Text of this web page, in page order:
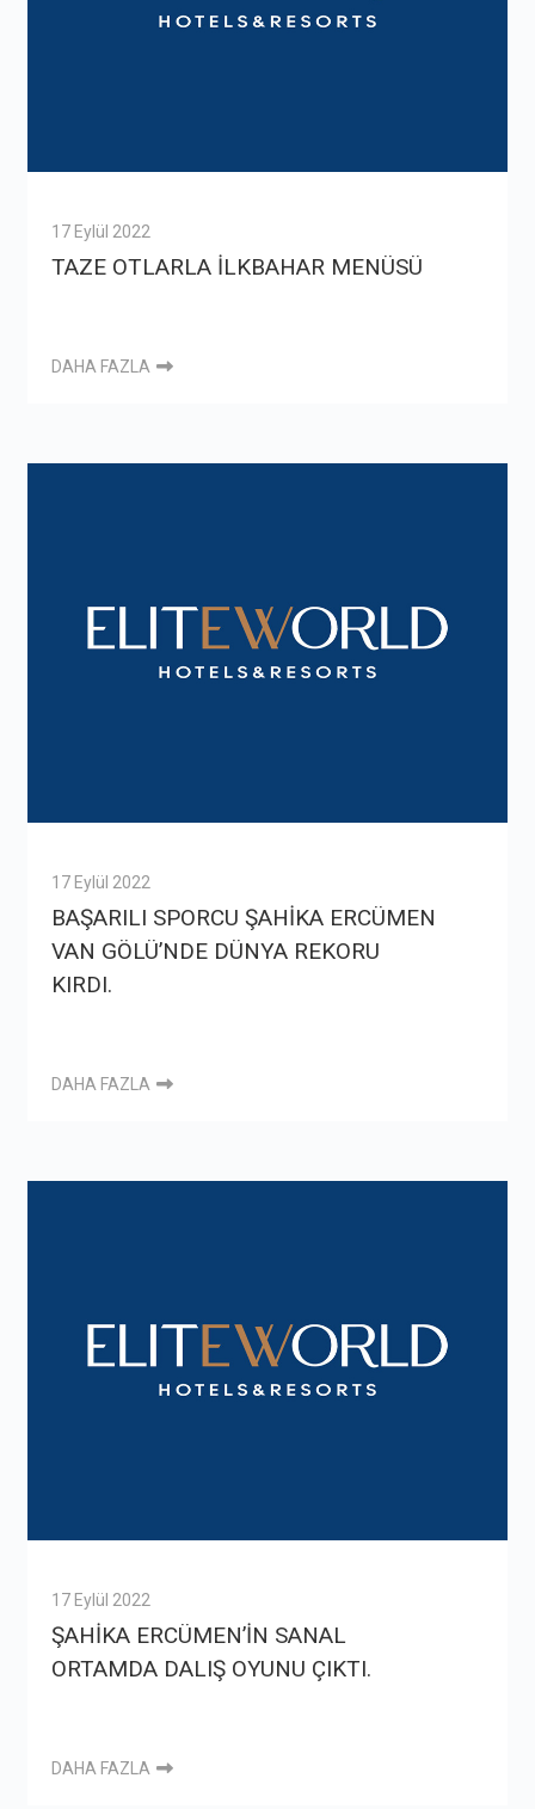
17 Eylül 2022
TAZE OTLARLA İLKBAHAR MENÜSÜ
DAHA FAZLA
17 Eylül 2022
BAŞARILI SPORCU ŞAHİKA ERCÜMEN
VAN GÖLÜ’NDE DÜNYA REKORU
KIRDI.
DAHA FAZLA
17 Eylül 2022
ŞAHİKA ERCÜMEN’İN SANAL
ORTAMDA DALIŞ OYUNU ÇIKTI.
DAHA FAZLA